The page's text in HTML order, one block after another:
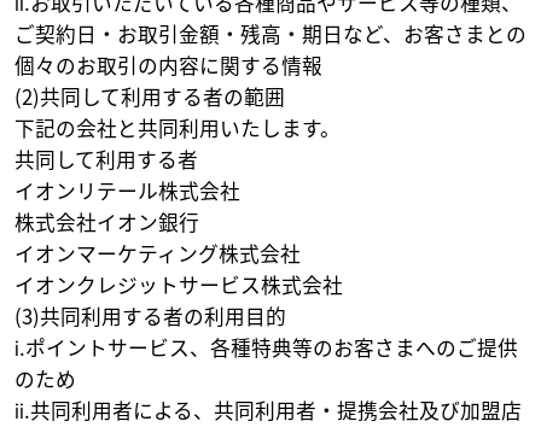
ご契約日・お取引金額・残高・期日など、お客さまとの
個々のお取引の内容に関する情報
(2)共同して利用する者の範囲
下記の会社と共同利用いたします。
共同して利用する者
イオンリテール株式会社
株式会社イオン銀行
イオンマーケティング株式会社
イオンクレジットサービス株式会社
(3)共同利用する者の利用目的
ⅰ.ポイントサービス、各種特典等のお客さまへのご提供
のため
ⅱ.共同利用者による、共同利用者・提携会社及び加盟店